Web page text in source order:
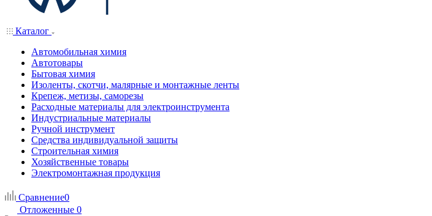
Каталог
Автомобильная химия
Автотовары
Бытовая химия
Изоленты, скотчи, малярные и монтажные ленты
Крепеж, метизы, саморезы
Расходные материалы для электроинструмента
Индустриальные материалы
Ручной инструмент
Средства индивидуальной защиты
Строительная химия
Хозяйственные товары
Электромонтажная продукция
Сравнение0
Отложенные 0